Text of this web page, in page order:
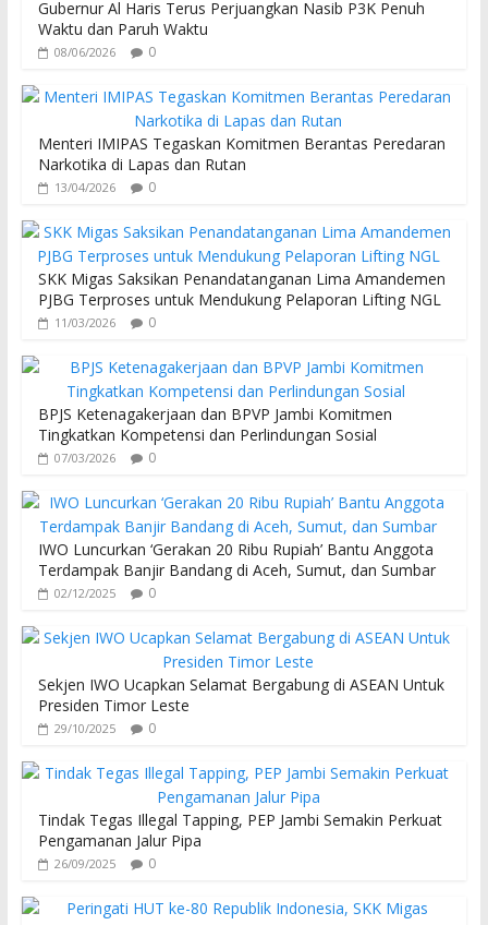
o
k
p
p
Gubernur Al Haris Terus Perjuangkan Nasib P3K Penuh
Waktu dan Paruh Waktu
08/06/2026 0
Menteri IMIPAS Tegaskan Komitmen Berantas Peredaran
Narkotika di Lapas dan Rutan
13/04/2026 0
SKK Migas Saksikan Penandatanganan Lima Amandemen
PJBG Terproses untuk Mendukung Pelaporan Lifting NGL
11/03/2026 0
BPJS Ketenagakerjaan dan BPVP Jambi Komitmen
Tingkatkan Kompetensi dan Perlindungan Sosial
07/03/2026 0
IWO Luncurkan ‘Gerakan 20 Ribu Rupiah’ Bantu Anggota
Terdampak Banjir Bandang di Aceh, Sumut, dan Sumbar
02/12/2025 0
Sekjen IWO Ucapkan Selamat Bergabung di ASEAN Untuk
Presiden Timor Leste
29/10/2025 0
Tindak Tegas Illegal Tapping, PEP Jambi Semakin Perkuat
Pengamanan Jalur Pipa
26/09/2025 0